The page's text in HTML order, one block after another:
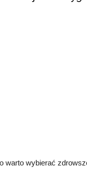
warto wybierać